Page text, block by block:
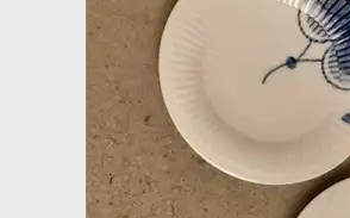
LAMPER
LITOGRAFIER, TRYK, PLAKATER
LYSESTAGER
MALERIER - AKVARELLER
MØBLER
POSTKORT
SPEJL,
VAT, PAP,